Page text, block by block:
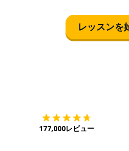
レッスンを
177,000レビュー